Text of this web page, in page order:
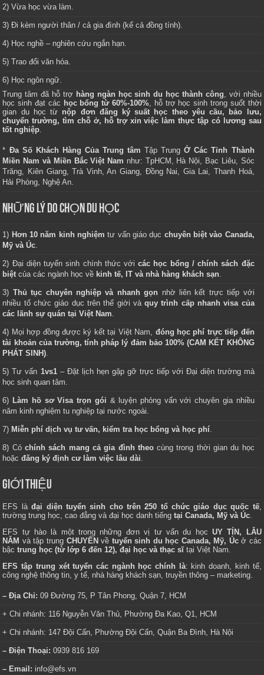
2) Vừa học vừa làm.
3) Đi kèm người thân / cả gia đình (kể cả đồng tính).
4) Học nghề – nghiên cứu ngắn hạn.
5) Trao đổi văn hóa.
6) Học ngôn ngữ.
Trung tâm đã hỗ trợ hàng ngàn học sinh du học thành công, với nhiều
học sinh đạt các học bổng từ 60%-100%, hỗ trợ học sinh trong suốt thời
gian du học từ nộp đơn đăng ký suất học theo yêu cầu, bảo lưu,
chuyển trường, tìm chỗ ở, hỗ trợ xin việc làm thực tập có lương sau
tốt nghiệp.
* Đa Số Khách Hàng Của Trung tâm Tập TrungỞ Các Tỉnh Thành
Miền Nam và Miền Bắc Việt Nam như: TpHCM, Hà Nội, Bạc Liêu, Sóc
Trăng, Kiên Giang, Trà Vinh, An Giang, Đồng Nai, Gia Lai, Thanh Hoá,
Hải Phòng, Nghệ An.
NHỮNG LÝ DO CHỌN DU HỌC
1) Hơn 10 năm kinh nghiệm tư vấn giáo dục chuyên biệt vào Canada,
Mỹ và Úc.
2) Đại diện tuyển sinh chính thức vớicác học bổng / chính sách đặc
biệt của các ngành học về kinh tế, IT và nhà hàng khách sạn.
3) Thủ tục chuyên nghiệp và nhanh gọn nhờ liên kết trực tiếp với
nhiều tổ chức giáo dục trên thế giới vàquy trình cấp nhanh visa của
các lãnh sự quán tại Việt Nam.
4) Mọi hợp đồng được ký kết tại Việt Nam, đóng học phí trực tiếp đến
tài khoản của trường, tính pháp lý đảm bảo 100% (CAM KẾT KHÔNG
PHÁT SINH).
5) Tư vấn 1vs1– Đặt lịch hẹn gặp gỡ trực tiếp với Đại diện trường mà
học sinh quan tâm.
6) Làm hồ sơ Visa trọn gói & luyện phỏng vấn với chuyên gia nhiều
năm kinh nghiệm tu nghiệp tại nước ngoài.
7) Miễn phí dịch vụ tư vấn, kiểm tra học bổng và học phí.
8) Cóchính sách mang cả gia đình theocùng trong thời gian du học
hoặcđăng ký định cư làm việc lâu dài.
GIỚI THIỆU
EFS làđại diện tuyển sinh cho trên 250 tổ chức giáo dục quốc tế,
trường trung học, cao đẳng và đại học danh tiếng tại Canada, Mỹ và Úc.
EFS tự hào là một trong những đơn vị tư vấn du học UY TÍN, LÂU
NĂM và tập trung CHUYÊN về tuyển sinh du học Canada, Mỹ, Úcở các
bậctrung học (từ lớp 6 đến 12), đại học và thạc sĩtại Việt Nam.
EFS tập trung xét tuyển các ngành học chính là: kinh doanh, kinh tế,
công nghệ thông tin, y tế, nhà hàng khách sạn, truyền thông – marketing.
– Địa Chỉ: 09 Đường 75, P Tân Phong, Quận 7, HCM
+ Chi nhánh: 116 Nguyễn Văn Thủ, Phường Đa Kao, Q1, HCM
+ Chi nhánh: 147 Đội Cấn, Phường Đội Cấn, Quận Ba Đình, Hà Nội
– Điện Thoại: 0939 816 169
– Email: info@efs.vn